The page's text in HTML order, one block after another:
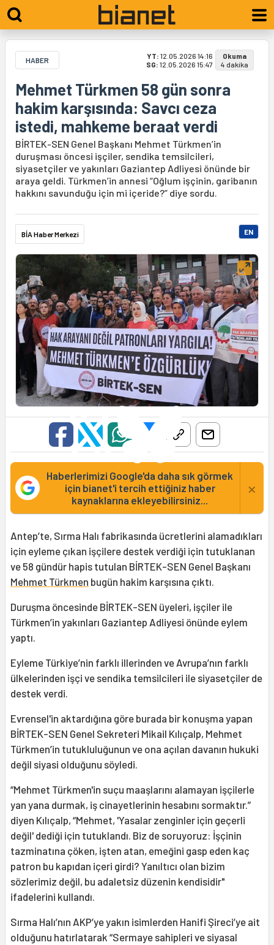
HABER YT: 12.05.2026 14:16
SG: 12.05.2026 15:47
Okuma
4 dakika
Mehmet Türkmen 58 gün sonra
hakim karşısında: Savcı ceza
istedi, mahkeme beraat verdi
BİRTEK-SEN Genel Başkanı Mehmet Türkmen’in
duruşması öncesi işçiler, sendika temsilcileri,
siyasetçiler ve yakınları Gaziantep Adliyesi önünde bir
araya geldi. Türkmen’in annesi “Oğlum işçinin, garibanın
hakkını savunduğu için mi içeride?” diye sordu.
BİA Haber Merkezi EN
Haberlerimizi Google'da daha sık görmek
için bianet'i tercih ettiğiniz haber
kaynaklarına ekleyebilirsiniz...
×
Antep’te, Sırma Halı fabrikasında ücretlerini alamadıkları
için eyleme çıkan işçilere destek verdiği için tutuklanan
ve 58 gündür hapis tutulan BİRTEK-SEN Genel Başkanı
Mehmet Türkmen bugün hakim karşısına çıktı.
Duruşma öncesinde BİRTEK-SEN üyeleri, işçiler ile
Türkmen’in yakınları Gaziantep Adliyesi önünde eylem
yaptı.
Eyleme Türkiye’nin farklı illerinden ve Avrupa’nın farklı
ülkelerinden işçi ve sendika temsilcileri ile siyasetçiler de
destek verdi.
Evrensel'in aktardığına göre burada bir konuşma yapan
BİRTEK-SEN Genel Sekreteri Mikail Kılıçalp, Mehmet
Türkmen’in tutukluluğunun ve ona açılan davanın hukuki
değil siyasi olduğunu söyledi.
“Mehmet Türkmen'in suçu maaşlarını alamayan işçilerle
yan yana durmak, iş cinayetlerinin hesabını sormaktır.”
diyen Kılıçalp, “Mehmet, 'Yasalar zenginler için geçerli
değil' dediği için tutuklandı. Biz de soruyoruz: İşçinin
tazminatına çöken, işten atan, emeğini gasp eden kaç
patron bu kapıdan içeri girdi? Yanıltıcı olan bizim
sözlerimiz değil, bu adaletsiz düzenin kendisidir"
ifadelerini kullandı.
Sırma Halı’nın AKP’ye yakın isimlerden Hanifi Şireci’ye ait
olduğunu hatırlatarak “Sermaye sahipleri ve siyasal